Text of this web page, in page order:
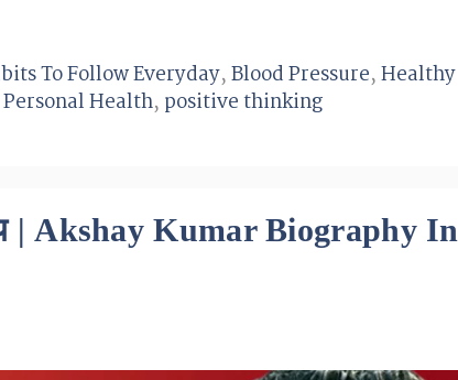
To Follow Everyday,Blood Pressure,Healthy
Personal Health, positive thinking
| Akshay Kumar Biography In